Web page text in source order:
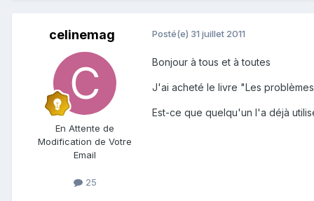
celinemag
En Attente de
Modification de Votre
Email
25
Posté(e) 31 juillet 2011
Bonjour à tous et à toutes
J'ai acheté le livre "Les
Est-ce que quelqu'un l'a déjà